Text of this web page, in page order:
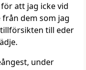
att jag icke vid
dem som jag
tillförsikten till eder
under